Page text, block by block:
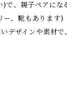
で、親子ペアにな
、靴もあります)
デザインや素材